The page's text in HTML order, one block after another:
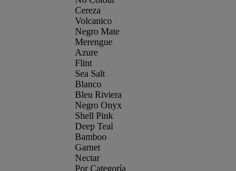
Cereza
Volcanico
Negro Mate
Merengue
Azure
Flint
Sea Salt
Blanco
Bleu Riviera
Negro Onyx
Shell Pink
Deep Teal
Bamboo
Garnet
Nectar
Por Categoría